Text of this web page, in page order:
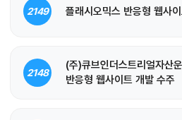
2149 플래시오믹스 반응형 웹사
2148
(주)큐브인더스트리얼자산
반응형 웹사이트 개발 수주